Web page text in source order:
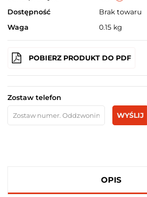
Dostępność
Brak towaru
Waga
0.15 kg
POBIERZ PRODUKT DO PDF
Zostaw telefon
WYŚLIJ
OPIS